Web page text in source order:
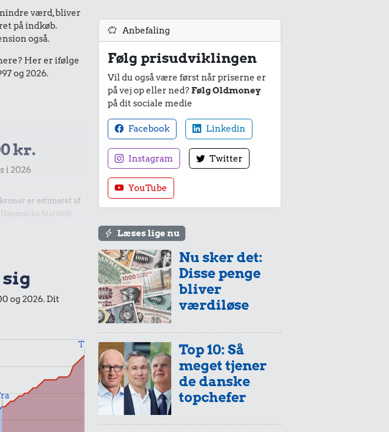
værd, bliver
på indkøb.
også.
Her er ifølge
og 2026.
kr.
i 2026
er estimeret af
Statistik.
og 2026. Dit
Til
Anbefaling
Følg prisudviklingen
Vil du også være først når priserne er
på vej op eller ned?Følg Oldmoney
på dit sociale medie
Facebook Linkedin
Instagram Twitter
YouTube
Læses lige nu
Nu sker det:
Disse penge
bliver
værdiløse
Top 10: Så
meget tjener
de danske
topchefer